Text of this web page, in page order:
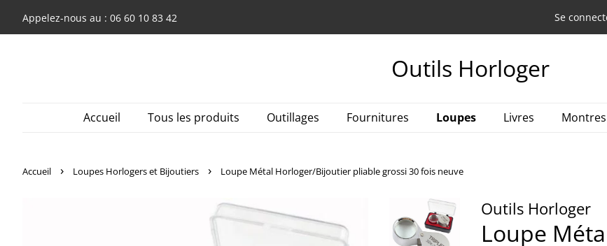
Appelez-nous au : 06 60 10 83 42 Se
Outils Horloger
Accueil Tous les produits Outillages Fournitures Loupes Livres Montres
Accueil › Loupes Horlogers et Bijoutiers › Loupe Métal Horloger/Bijoutier pliable grossi 30 fois neuve
Outils Horloger
Loupe